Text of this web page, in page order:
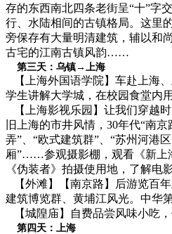
存的东西南北四条老街呈“十”字
行、水陆相间的古镇格局。这里
旁保存有大量明清建筑，辅以和
古宅的江南古镇风韵……
第三天：乌镇→上海
【上海外国语学院】车赴上海
学生讲解大学城，在校园食堂内
【上海影视乐园】让我们穿越
旧上海的市井风情，30年代“南
弄”、“欧式建筑群”、“苏州河港
厢”……参观摄影棚，观看《新上
《伪装者》拍摄使用地，了解电
【外滩】【南京路】后游览百
建筑博览群、黄埔江风光。中华
【城隍庙】自费品尝风味小吃，
第四天：上海